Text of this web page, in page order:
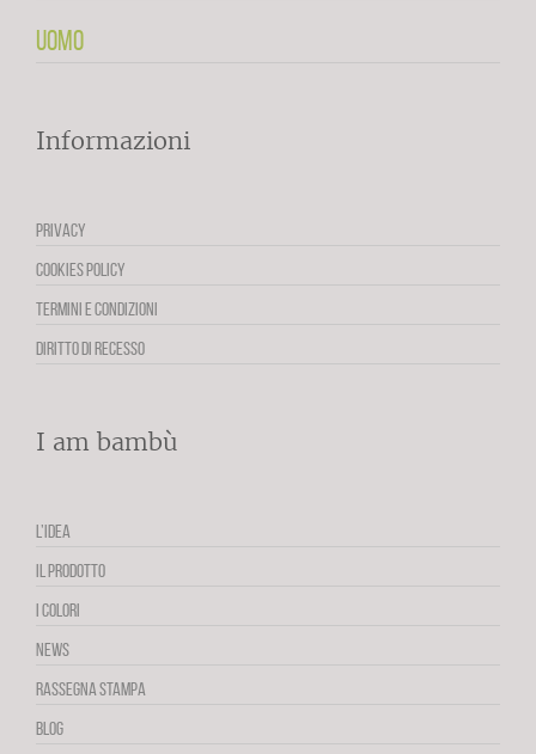
UOMO
Informazioni
PRIVACY
COOKIES POLICY
TERMINI E CONDIZIONI
DIRITTO DI RECESSO
I am bambù
L’IDEA
IL PRODOTTO
I COLORI
NEWS
RASSEGNA STAMPA
BLOG